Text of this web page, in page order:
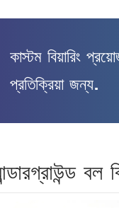
কাস্টম বিয়ারিং
প্রতিক্রিয়া জন্য.
বল